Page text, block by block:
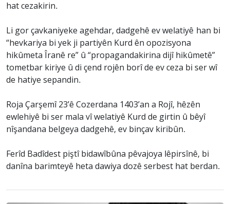
hat cezakirin.
Li gor çavkaniyeke agehdar, dadgehê ev welatiyê han bi
“hevkariya bi yek ji partiyên Kurd ên opozisyona
hikûmeta Îranê re” û “propagandakirina dijî hikûmetê”
tometbar kiriye û di çend rojên borî de ev ceza bi ser wî
de hatiye sepandin.
Roja Çarşemî 23’ê Cozerdana 1403’an a Rojî, hêzên
ewlehiyê bi ser mala vî welatiyê Kurd de girtin û bêyî
nîşandana belgeya dadgehê, ev binçav kiribûn.
Ferîd Badîdest piştî bidawîbûna pêvajoya lêpirsînê, bi
danîna barimteyê heta dawiya dozê serbest hat berdan.